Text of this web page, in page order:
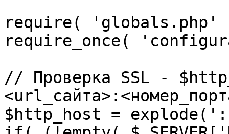
require(
require_once(
// Проверка SSL -
$http_host = explode(':',